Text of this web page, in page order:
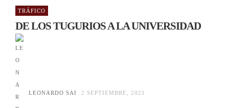
TRÁFICO
DE LOS TUGURIOS A LA UNIVERSIDAD
LEONARDO SAI 2 SEPTIEMBRE, 2021